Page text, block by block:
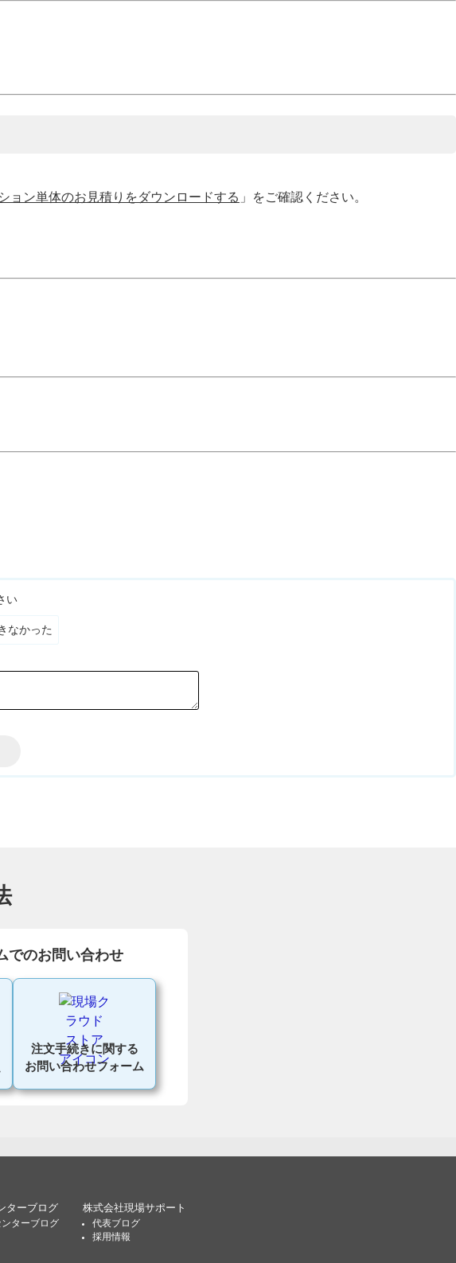
ョン単体のお見積りをダウンロードする 」をご確認ください。
い
なかった
でのお問い合わせ
注文手続きに関する
お問い合わせフォーム
ターブログ
ターブログ
株式会社現場サポート
代表ブログ
採用情報